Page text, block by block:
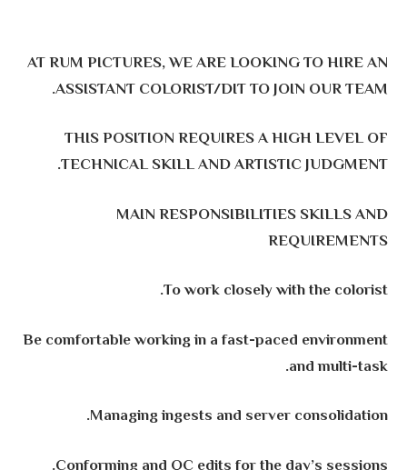
AT RUM PICTURES, WE ARE LOOKING TO HIRE AN
ASSISTANT COLORIST/DIT TO JOIN OUR TEAM.
THIS POSITION REQUIRES A HIGH LEVEL OF
TECHNICAL SKILL AND ARTISTIC JUDGMENT.
MAIN RESPONSIBILITIES SKILLS AND
REQUIREMENTS
To work closely with the colorist.
Be comfortable working in a fast-paced environment
and multi-task.
Managing ingests and server consolidation.